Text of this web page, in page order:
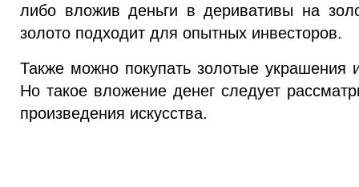
либо вложив деньги в деривативы на
золото подходит для опытных инвесторов.
Также можно покупать золотые украшения
Но такое вложение денег следует
произведения искусства.